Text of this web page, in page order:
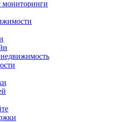
мониторинги